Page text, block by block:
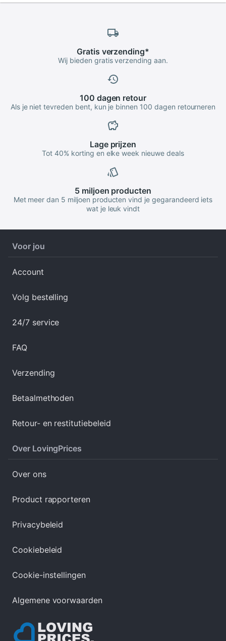
Gratis verzending*
Wij bieden gratis verzending aan.
100 dagen retour
Als je niet tevreden bent, kun je binnen 100 dagen retourneren
Lageprijzen
Tot 40% korting en elke week nieuwe deals
5 miljoen producten
Met meer dan 5 miljoen producten vind je gegarandeerd iets
wat je leuk vindt
Voor jou
Account
Volg bestelling
24/7 service
FAQ
Verzending
Betaalmethoden
Retour- en restitutiebeleid
Over LovingPrices
Over ons
Product rapporteren
Privacybeleid
Cookiebeleid
Cookie-instellingen
Algemene voorwaarden